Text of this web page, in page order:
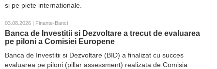
si pe piete internationale.
03.08.2026 | Finante-Banci
Banca de Investitii si Dezvoltare a trecut de evaluarea
pe piloni a Comisiei Europene
Banca de Investitii si Dezvoltare (BID) a finalizat cu succes
evaluarea pe piloni (pillar assessment) realizata de Comisia